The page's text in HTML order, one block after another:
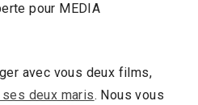
pour MEDIA
avec vous deux films,
ses deux maris. Nous vous